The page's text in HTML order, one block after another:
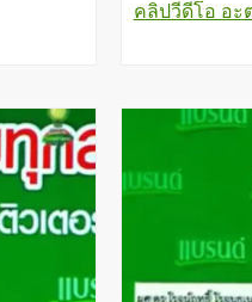
คลิปวีดีโอ อะ